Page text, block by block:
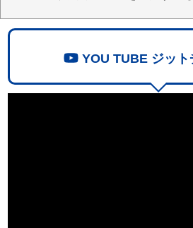
YOU TUBE ジット